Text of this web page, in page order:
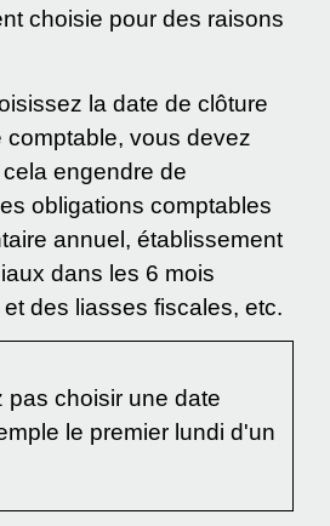
choisie pour des raisons
la date de clôture
comptable, vous devez
engendre de
obligations comptables
annuel, établissement
dans les 6 mois
des liasses fiscales, etc.
pas choisir une date
le premier lundi d'un